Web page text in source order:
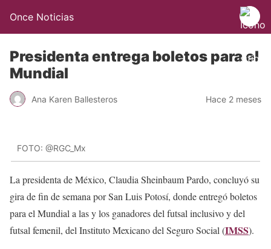
Once Noticias
Presidenta entrega boletos para el
Mundial
Ana Karen Ballesteros Hace 2 meses
FOTO: @RGC_Mx
La presidenta de México, Claudia Sheinbaum Pardo, concluyó su
gira de fin de semana por San Luis Potosí, donde entregó boletos
para el Mundial a las y los ganadores del futsal inclusivo y del
futsal femenil, del Instituto Mexicano del Seguro Social (IMSS).